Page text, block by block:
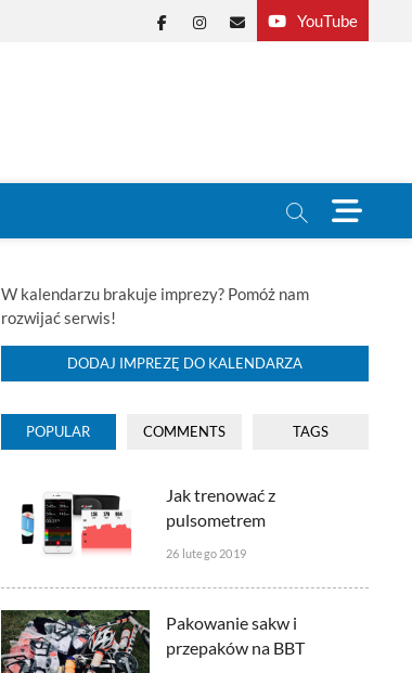
YouTube
Facebook
Instagram
E-
M
e
n
o
W kalendarzu brakuje imprezy? Pomóż nam
rozwijać serwis!
DODAJ IMPREZĘ DO KALENDARZA
POPULAR COMMENTS TAGS
Jak trenować z
pulsometrem
26 lutego 2019
Pakowanie sakw i
przepaków na BBT